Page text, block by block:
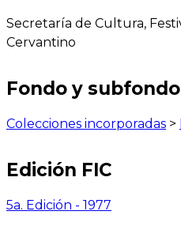
Secretaría de Cultura,
Cervantino
Fondo y subfondo
Colecciones incorporadas >
Edición FIC
5a. Edición - 1977